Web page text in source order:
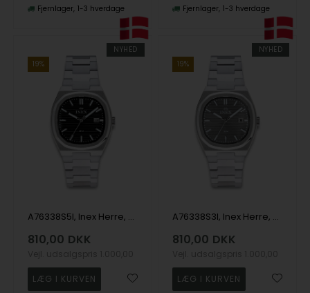
Fjernlager 1-3 hverdage Fjernlager 1-3 hverdage
NYHED
19%
A76338S5I, Inex Herre, 38mm Quartz Herre m/lænke
810,00 DKK
NYHED
19%
A76338S3I, Inex Herre, 38mm Quartz Herre m/lænke
810,00 DKK